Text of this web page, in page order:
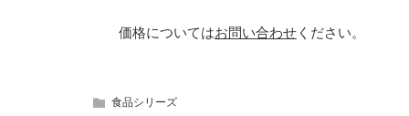
価格についてはお問い合わせください。
食品シリーズ